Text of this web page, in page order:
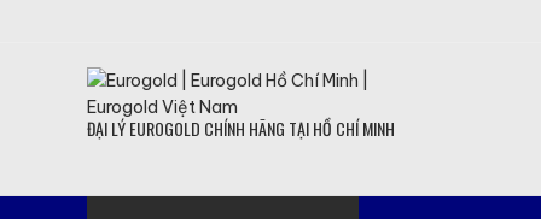
ĐẠI LÝ EUROGOLD CHÍNH HÃNG TẠI HỒ CHÍ MINH